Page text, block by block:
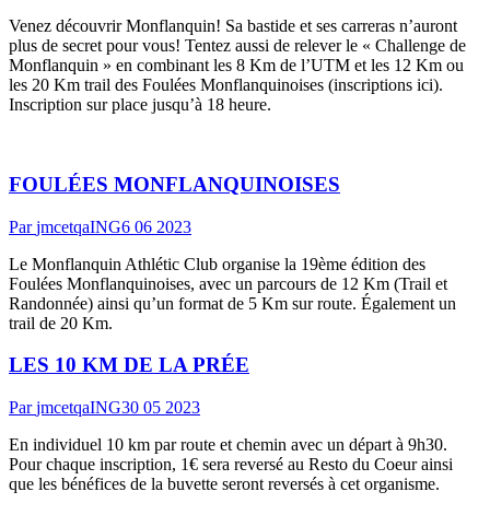
Venez découvrir Monflanquin! Sa bastide et ses carreras n’auront
plus de secret pour vous! Tentez aussi de relever le « Challenge de
Monflanquin » en combinant les 8 Km de l’UTM et les 12 Km ou
les 20 Km trail des Foulées Monflanquinoises (inscriptions ici).
Inscription sur place jusqu’à 18 heure.
FOULÉES MONFLANQUINOISES
ParjmcetqaING6 06 2023
Le Monflanquin Athlétic Club organise la 19ème édition des
Foulées Monflanquinoises, avec un parcours de 12 Km (Trail et
Randonnée) ainsi qu’un format de 5 Km sur route. Également un
trail de 20 Km.
LES 10 KM DE LA PRÉE
ParjmcetqaING30 05 2023
En individuel 10 km par route et chemin avec un départ à 9h30.
Pour chaque inscription, 1€ sera reversé au Resto du Coeur ainsi
que les bénéfices de la buvette seront reversés à cet organisme.